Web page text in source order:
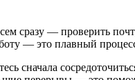
сразу — проверить
— это плавный
сначала